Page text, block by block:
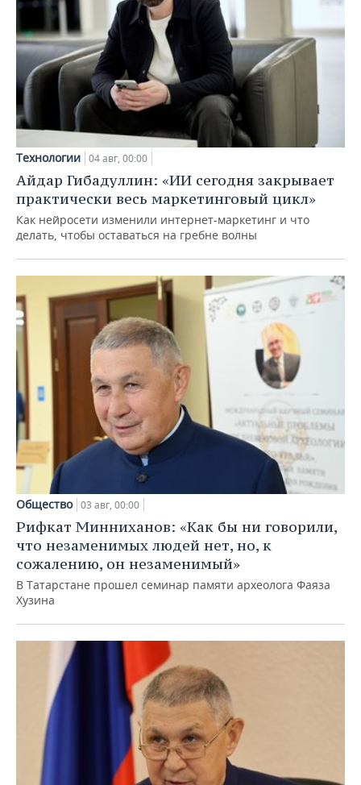
Технологии 04 авг, 00:00
Айдар Гибадуллин: «ИИ сегодня закрывает
практически весь маркетинговый цикл»
Как нейросети изменили интернет-маркетинг и что
делать, чтобы оставаться на гребне волны
Общество 03 авг, 00:00
Рифкат Минниханов: «Как бы ни говорили,
что незаменимых людей нет, но, к
сожалению, он незаменимый»
В Татарстане прошел семинар памяти археолога Фаяза
Хузина